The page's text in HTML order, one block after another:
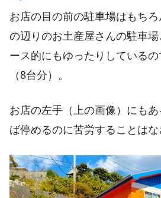
お店の目の前の駐車場はもち
の辺りのお土産屋さんの駐車
ース的にもゆったりしている
（8台分）。
お店の左手（上の画像）にも
ば停めるのに苦労することはな